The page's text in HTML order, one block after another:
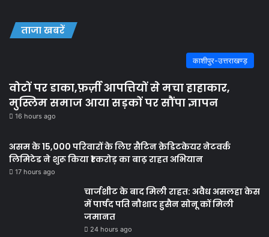
ताजा खबरें
काशीपुर-उत्तराखण्ड़
वोटों पर डाका,फ़र्ज़ी आपत्तियों से मचा हाहाकार,
मुस्लिम समाज आया सड़कों पर सौंपा ज्ञापन
16 hours ago
असम के 15,000 परिवारों के लिए सैटिन क्रेडिटकेयर नेटवर्क
लिमिटेड ने शुरू किया ₹1 करोड़ का बाढ़ राहत अभियान
17 hours ago
चार्जशीट के बाद मिली राहत: अवैध असलहा केस
में पार्षद पति नौशाद हुसैन सोनू कों मिली
जमानत
24 hours ago